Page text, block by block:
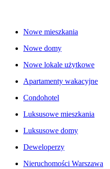
Nowe mieszkania
Nowe domy
Nowe lokale użytkowe
Apartamenty wakacyjne
Condohotel
Luksusowe mieszkania
Luksusowe domy
Deweloperzy
Nieruchomości Warszawa